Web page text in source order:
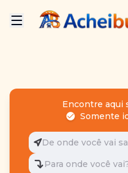
Encontre aqui
Somente
De onde você vai
Para onde você